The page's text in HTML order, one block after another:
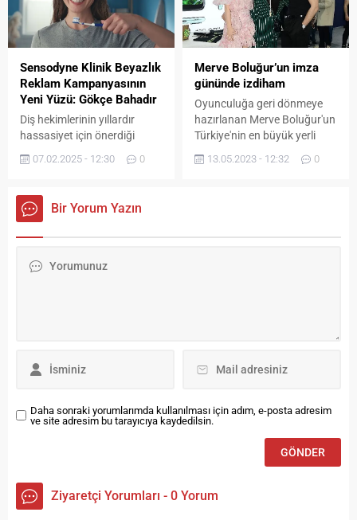
müziğin parlayan yıldızı
Melek Mosso, sevilen
şarkıları ve sahnedeki eşsiz
damgasını vurdu.
Büyükçekmece Kemal Sunal
Amfi Tiyatro önünde saatler
öncesinden uzun kuyruklar...
Sensodyne Klinik Beyazlık
Reklam Kampanyasının
Yeni Yüzü: Gökçe Bahadır
Diş hekimlerinin yıllardır
hassasiyet için önerdiği
serisinin yeni marka yüzü
kadar Türkiye’de ve dünyada
sadece gerçek diş
marka, yeni çektiği reklam
07.02.2025 - 12:30 0
Merve Boluğur’un imza
gününde izdiham
Oyunculuğa geri dönmeye
hazırlanan Merve Boluğur'un
Türkiye'nin en büyük yerli
İstanbul Torium AVM'deki
13.05.2023 - 12:32 0
Bir Yorum Yazın
Daha sonraki yorumlarımda kullanılması için adım, e-posta adresim
ve site adresim bu tarayıcıya kaydedilsin.
Ziyaretçi Yorumları - 0 Yorum